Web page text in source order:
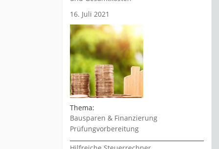
16. Juli 2021
Thema:
Bausparen & Finanzierung
Prüfungvorbereitung